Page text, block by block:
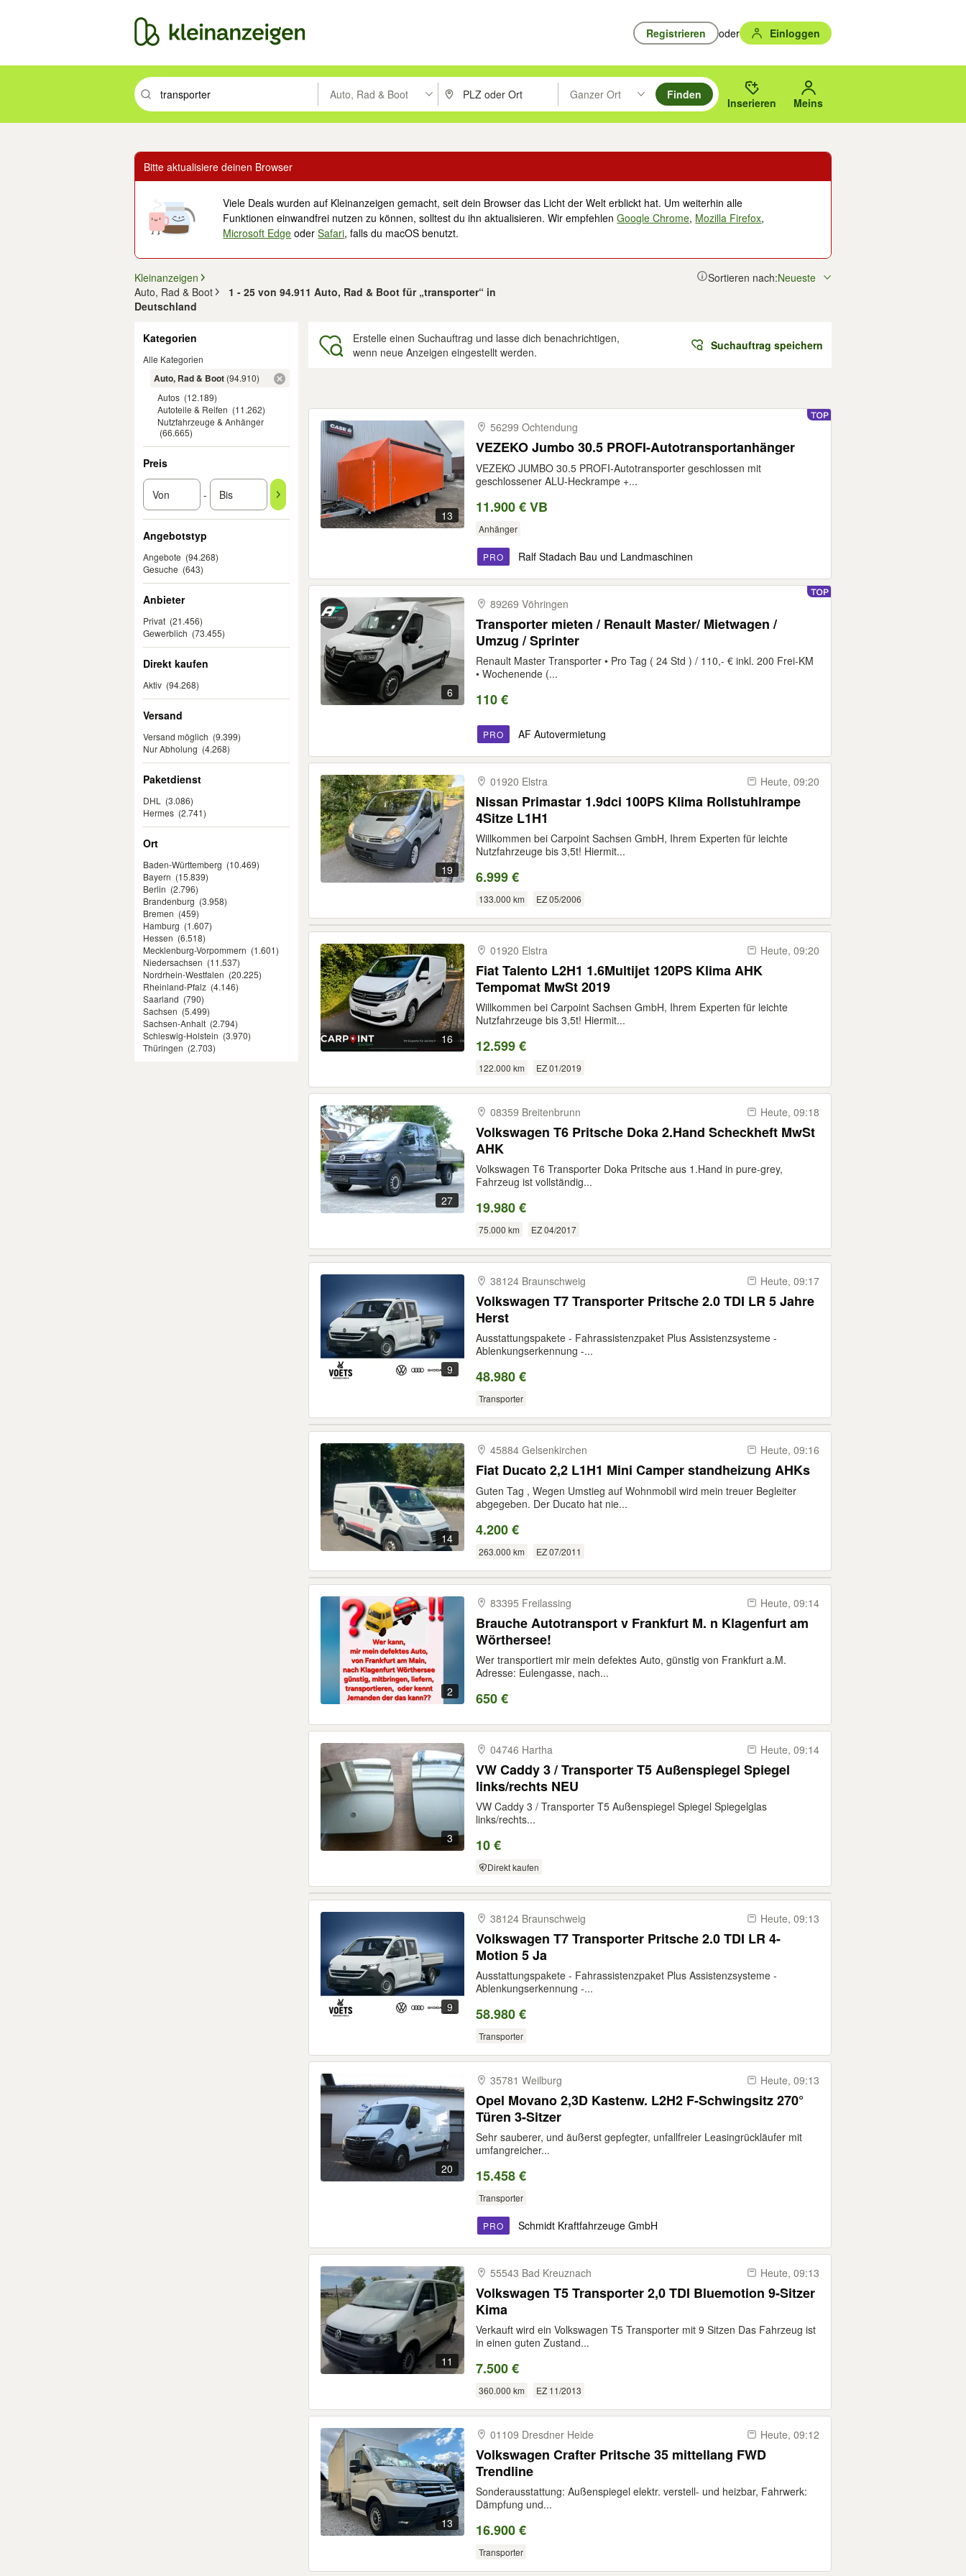
Registrieren oder Einloggen
Suchbegriff eingeben. Eingabetaste drücken um zu suchen, oder Vorschläge mit den Pfeiltasten nach oben/unten durchsuchen und mit Eingabetaste auswählen.
Auto, Rad & Boot PLZ oder Ort eingeben. Eingabetaste drücken um zu suchen, oder Vorschläge mit den Pfeiltasten nach oben/
Ganzer Ort
Suche im Umkreis des gewählten Orts oder PLZ.
Finden
Inserieren Meins
Bitte aktualisiere deinen Browser
Viele Deals wurden auf Kleinanzeigen gemacht, seit dein Browser das Licht der Welt erblickt hat. Um weiterhin alle
Funktionen einwandfrei nutzen zu können, solltest du ihn aktualisieren. Wir empfehlenGoogle Chrome, Mozilla Firefox,
Microsoft Edge oderSafari, falls du macOS benutzt.
Kleinanzeigen
Auto, Rad & Boot
1 - 25 von 94.911 Auto, Rad & Boot für „transporter“ in
Deutschland
Sortieren nach:Neueste
Kategorien
Alle Kategorien
Auto, Rad & Boot (94.910)
Autos (12.189)
Autoteile & Reifen (11.262)
Nutzfahrzeuge & Anhänger
(66.665)
Preis
-
Angebotstyp
Angebote (94.268)
Gesuche (643)
Anbieter
Privat (21.456)
Gewerblich (73.455)
Direkt kaufen
Aktiv (94.268)
Versand
Versand möglich (9.399)
Nur Abholung (4.268)
Paketdienst
DHL
(3.086)
Hermes (2.741)
Ort
Baden-Württemberg (10.469)
Bayern (15.839)
Berlin (2.796)
Brandenburg (3.958)
Bremen (459)
Hamburg (1.607)
Hessen (6.518)
Mecklenburg-Vorpommern (1.601)
Niedersachsen (11.537)
Nordrhein-Westfalen (20.225)
Rheinland-Pfalz (4.146)
Saarland (790)
Sachsen (5.499)
Sachsen-Anhalt (2.794)
Schleswig-Holstein (3.970)
Thüringen (2.703)
Erstelle einen Suchauftrag und lasse dich benachrichtigen,
wenn neue Anzeigen eingestellt werden.
Suchauftrag speichern
13
56299 Ochtendung
VEZEKO Jumbo 30.5 PROFI-Autotransportanhänger
VEZEKO JUMBO 30.5 PROFI-Autotransporter geschlossen mit
geschlossener ALU-Heckrampe +...
11.900 € VB
Anhänger
PRO Ralf Stadach Bau und Landmaschinen
6
89269 Vöhringen
Transporter mieten / Renault Master/ Mietwagen /
Umzug / Sprinter
Renault Master Transporter • Pro Tag ( 24 Std ) / 110,- € inkl. 200 Frei-KM
• Wochenende (...
110 €
PRO AF Autovermietung
19
01920 Elstra Heute, 09:20
Nissan Primastar 1.9dci 100PS Klima Rollstuhlrampe
4Sitze L1H1
Willkommen bei Carpoint Sachsen GmbH, Ihrem Experten für leichte
Nutzfahrzeuge bis 3,5t! Hiermit...
6.999 €
133.000 km EZ 05/2006
16
01920 Elstra Heute, 09:20
Fiat Talento L2H1 1.6Multijet 120PS Klima AHK
Tempomat MwSt 2019
Willkommen bei Carpoint Sachsen GmbH, Ihrem Experten für leichte
Nutzfahrzeuge bis 3,5t! Hiermit...
12.599 €
122.000 km EZ 01/2019
27
08359 Breitenbrunn Heute, 09:18
Volkswagen T6 Pritsche Doka 2.Hand Scheckheft MwSt
AHK
Volkswagen T6 Transporter Doka Pritsche aus 1.Hand in pure-grey,
Fahrzeug ist vollständig...
19.980 €
75.000 km EZ 04/2017
9
38124 Braunschweig Heute, 09:17
Volkswagen T7 Transporter Pritsche 2.0 TDI LR 5 Jahre
Herst
Ausstattungspakete - Fahrassistenzpaket Plus Assistenzsysteme -
Ablenkungserkennung -...
48.980 €
Transporter
14
45884 Gelsenkirchen Heute, 09:16
Fiat Ducato 2,2 L1H1 Mini Camper standheizung AHKs
Guten Tag , Wegen Umstieg auf Wohnmobil wird mein treuer Begleiter
abgegeben. Der Ducato hat nie...
4.200 €
263.000 km EZ 07/2011
2
83395 Freilassing Heute, 09:14
Brauche Autotransport v Frankfurt M. n Klagenfurt am
Wörthersee!
Wer transportiert mir mein defektes Auto, günstig von Frankfurt a.M.
Adresse: Eulengasse, nach...
650 €
3
04746 Hartha Heute, 09:14
VW Caddy 3 / Transporter T5 Außenspiegel Spiegel
links/rechts NEU
VW Caddy 3 / Transporter T5 Außenspiegel Spiegel Spiegelglas
links/rechts...
10 €
Direkt kaufen
9
38124 Braunschweig Heute, 09:13
Volkswagen T7 Transporter Pritsche 2.0 TDI LR 4-
Motion 5 Ja
Ausstattungspakete - Fahrassistenzpaket Plus Assistenzsysteme -
Ablenkungserkennung -...
58.980 €
Transporter
20
35781 Weilburg Heute, 09:13
Opel Movano 2,3D Kastenw. L2H2 F-Schwingsitz 270°
Türen 3-Sitzer
Sehr sauberer, und äußerst gepfegter, unfallfreier Leasingrückläufer mit
umfangreicher...
15.458 €
Transporter
PRO Schmidt Kraftfahrzeuge GmbH
11
55543 Bad Kreuznach Heute, 09:13
Volkswagen T5 Transporter 2,0 TDI Bluemotion 9-Sitzer
Kima
Verkauft wird ein Volkswagen T5 Transporter mit 9 Sitzen Das Fahrzeug ist
in einen guten Zustand...
7.500 €
360.000 km EZ 11/2013
13
01109 Dresdner Heide Heute, 09:12
Volkswagen Crafter Pritsche 35 mittellang FWD
Trendline
Sonderausstattung: Außenspiegel elektr. verstell- und heizbar, Fahrwerk:
Dämpfung und...
16.900 €
Transporter